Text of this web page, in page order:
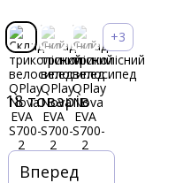
+3
товарів
Вперед